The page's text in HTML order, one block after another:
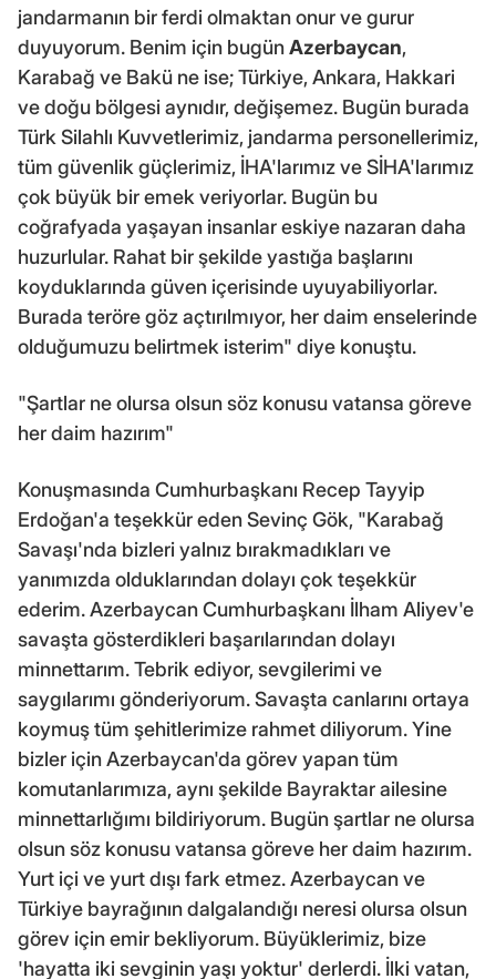
jandarmanın bir ferdi olmaktan onur ve gurur
duyuyorum. Benim için bugünAzerbaycan,
Karabağ ve Bakü ne ise; Türkiye, Ankara, Hakkari
ve doğu bölgesi aynıdır, değişemez. Bugün burada
Türk Silahlı Kuvvetlerimiz, jandarma personellerimiz,
tüm güvenlik güçlerimiz, İHA'larımız ve SİHA'larımız
çok büyük bir emek veriyorlar. Bugün bu
coğrafyada yaşayan insanlar eskiye nazaran daha
huzurlular. Rahat bir şekilde yastığa başlarını
koyduklarında güven içerisinde uyuyabiliyorlar.
Burada teröre göz açtırılmıyor, her daim enselerinde
olduğumuzu belirtmek isterim" diye konuştu.
"Şartlar ne olursa olsun söz konusu vatansa göreve
her daim hazırım"
Konuşmasında Cumhurbaşkanı Recep Tayyip
Erdoğan'a teşekkür eden Sevinç Gök, "Karabağ
Savaşı'nda bizleri yalnız bırakmadıkları ve
yanımızda olduklarından dolayı çok teşekkür
ederim. Azerbaycan Cumhurbaşkanı İlham Aliyev'e
savaşta gösterdikleri başarılarından dolayı
minnettarım. Tebrik ediyor, sevgilerimi ve
saygılarımı gönderiyorum. Savaşta canlarını ortaya
koymuş tüm şehitlerimize rahmet diliyorum. Yine
bizler için Azerbaycan'da görev yapan tüm
komutanlarımıza, aynı şekilde Bayraktar ailesine
minnettarlığımı bildiriyorum. Bugün şartlar ne olursa
olsun söz konusu vatansa göreve her daim hazırım.
Yurt içi ve yurt dışı fark etmez. Azerbaycan ve
Türkiye bayrağının dalgalandığı neresi olursa olsun
görev için emir bekliyorum. Büyüklerimiz, bize
'hayatta iki sevginin yaşı yoktur' derlerdi. İlki vatan,